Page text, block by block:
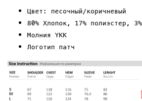
Цвет: песочный/коричневый
80% Хлопок, 17% полиэстер,
Молния YKK
Логотип патч